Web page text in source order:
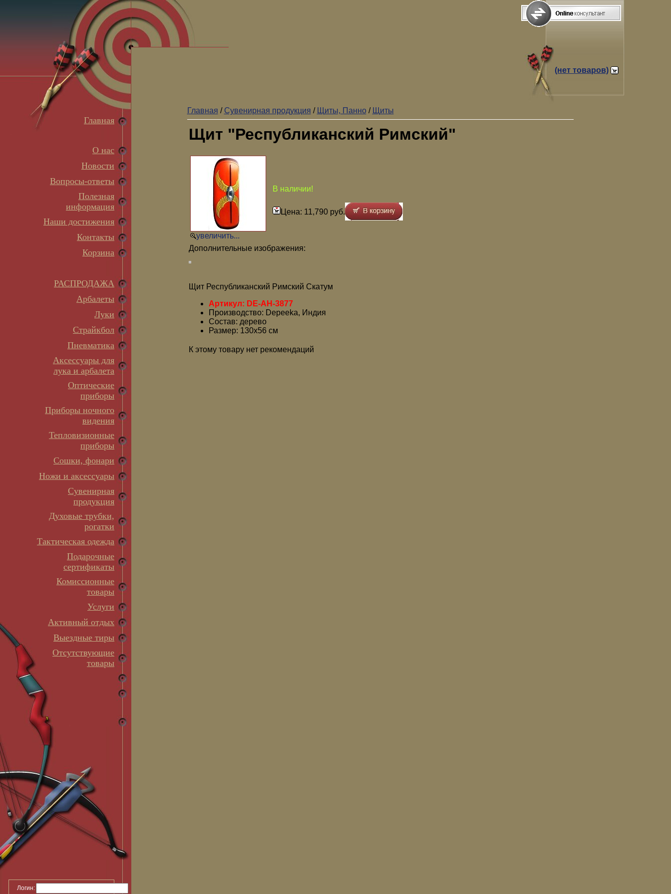
Главная
О нас
Новости
Вопросы-ответы
Полезная
информация
Наши достижения
Контакты
Корзина
РАСПРОДАЖА
Арбалеты
Луки
Страйкбол
Пневматика
Аксессуары для
лука и арбалета
Оптические
приборы
Приборы ночного
видения
Тепловизионные
приборы
Сошки, фонари
Ножи и аксессуары
Сувенирная
продукция
Духовые трубки,
рогатки
Тактическая одежда
Подарочные
сертификаты
Комиссионные
товары
Услуги
Активный отдых
Выездные тиры
Отсутствующие
товары
Логин:
(нет товаров)
Главная / Сувенирная продукция / Щиты, Панно/ Щиты
Щит "Республиканский Римский"
увеличить...
В наличии!
Цена: 11,790 руб.
Дополнительные изображения:
Щит Республиканский Римский Скатум
Артикул: DE-AH-3877
Производство: Depeeka, Индия
Состав: дерево
Размер: 130x56 см
К этому товару нет рекомендаций